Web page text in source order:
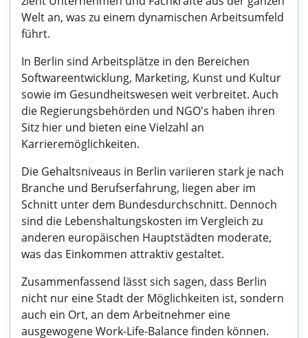
Welt an, was zu einem dynamischen Arbeitsumfeld
führt.
In Berlin sind Arbeitsplätze in den Bereichen
Softwareentwicklung, Marketing, Kunst und Kultur
sowie im Gesundheitswesen weit verbreitet. Auch
die Regierungsbehörden und NGO's haben ihren
Sitz hier und bieten eine Vielzahl an
Karrieremöglichkeiten.
Die Gehaltsniveaus in Berlin variieren stark je nach
Branche und Berufserfahrung, liegen aber im
Schnitt unter dem Bundesdurchschnitt. Dennoch
sind die Lebenshaltungskosten im Vergleich zu
anderen europäischen Hauptstädten moderate,
was das Einkommen attraktiv gestaltet.
Zusammenfassend lässt sich sagen, dass Berlin
nicht nur eine Stadt der Möglichkeiten ist, sondern
auch ein Ort, an dem Arbeitnehmer eine
ausgewogene Work-Life-Balance finden können.